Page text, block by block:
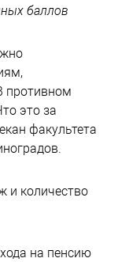
баллов
противном
это за
факультета
и количество
на пенсию